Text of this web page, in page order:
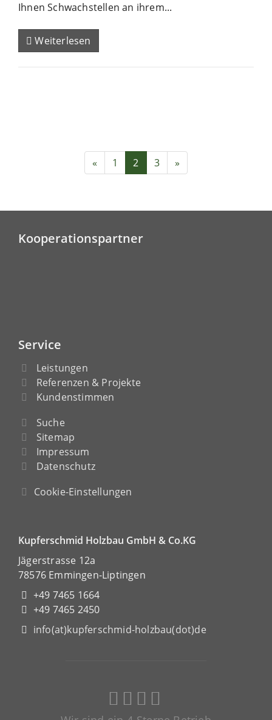
Ihnen Schwachstellen an ihrem...
Weiterlesen
« 1 2 3 »
Kooperationspartner
Service
Leistungen
Referenzen & Projekte
Kundenstimmen
Suche
Sitemap
Impressum
Datenschutz
Cookie-Einstellungen
Kupferschmid Holzbau GmbH & Co.KG
Jägerstrasse 12a
78576 Emmingen-Liptingen
+49 7465 1664
+49 7465 2450
info(at)kupferschmid-holzbau(dot)de